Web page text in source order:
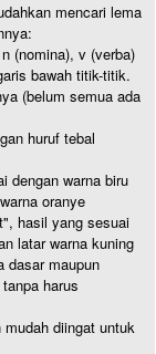
mencari lema
(nomina), v (verba)
bawah titik-titik.
(belum semua ada
huruf tebal
dengan warna biru
oranye
hasil yang sesuai
latar warna kuning
dasar maupun
harus
diingat untuk